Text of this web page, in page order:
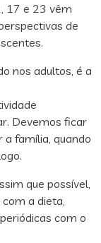
17 e 23 vêm
de
nos adultos, é a
Devemos ficar
família, quando
que possível,
com a dieta,
com o